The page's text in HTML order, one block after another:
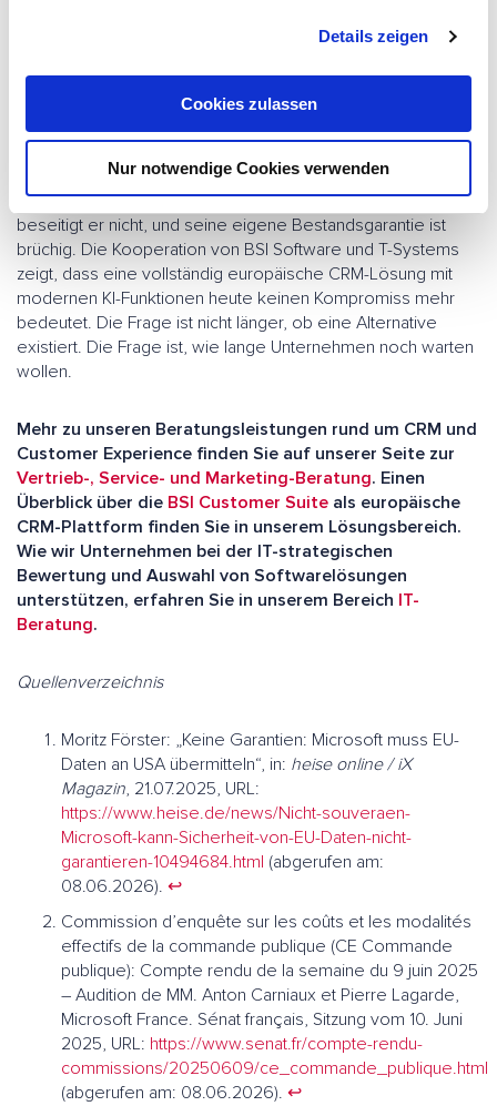
Details zeigen
Cookies zulassen
Nur notwendige Cookies verwenden
regulatorisches Pflichtprogramm. Sie ist eine
unternehmerische Grundsatzentscheidung: Wem vertraue
ich die Daten meiner Kunden an, und unter welchem Recht?
Data Privacy Framework mag den Transfer in die USA aktuell
legalisieren: Das Zugriffsrisiko unter dem CLOUD Act
beseitigt er nicht, und seine eigene Bestandsgarantie ist
brüchig. Die Kooperation von BSI Software und T-Systems
zeigt, dass eine vollständig europäische CRM-Lösung mit
modernen KI-Funktionen heute keinen Kompromiss mehr
bedeutet. Die Frage ist nicht länger, ob eine Alternative
existiert. Die Frage ist, wie lange Unternehmen noch warten
wollen.
Mehr zu unseren Beratungsleistungen rund um CRM und
Customer Experience finden Sie auf unserer Seite zur
Vertrieb-, Service- und Marketing-Beratung. Einen
Überblick über die BSI Customer Suite als europäische
CRM-Plattform finden Sie in unserem Lösungsbereich.
Wie wir Unternehmen bei der IT-strategischen
Bewertung und Auswahl von Softwarelösungen
unterstützen, erfahren Sie in unserem Bereich IT-
Beratung.
Quellenverzeichnis
Moritz Förster: „Keine Garantien: Microsoft muss EU-
Daten an USA übermitteln“, in: heise online / iX
Magazin, 21.07.2025, URL:
https://www.heise.de/news/Nicht-souveraen-
Microsoft-kann-Sicherheit-von-EU-Daten-nicht-
garantieren-10494684.html (abgerufen am:
08.06.2026). ↩︎
Commission d’enquête sur les coûts et les modalités
effectifs de la commande publique (CE Commande
publique): Compte rendu de la semaine du 9 juin 2025
– Audition de MM. Anton Carniaux et Pierre Lagarde,
Microsoft France. Sénat français, Sitzung vom 10. Juni
2025, URL: https://www.senat.fr/compte-rendu-
commissions/20250609/ce_commande_publique.html
(abgerufen am: 08.06.2026). ↩︎